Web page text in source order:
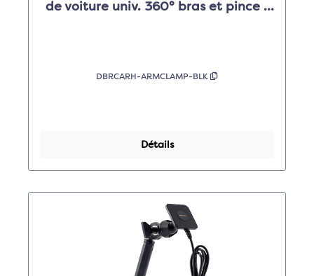
de voiture univ. 360° bras et pince -
DBRCARH-ARMCLAMP-BLK
Détails